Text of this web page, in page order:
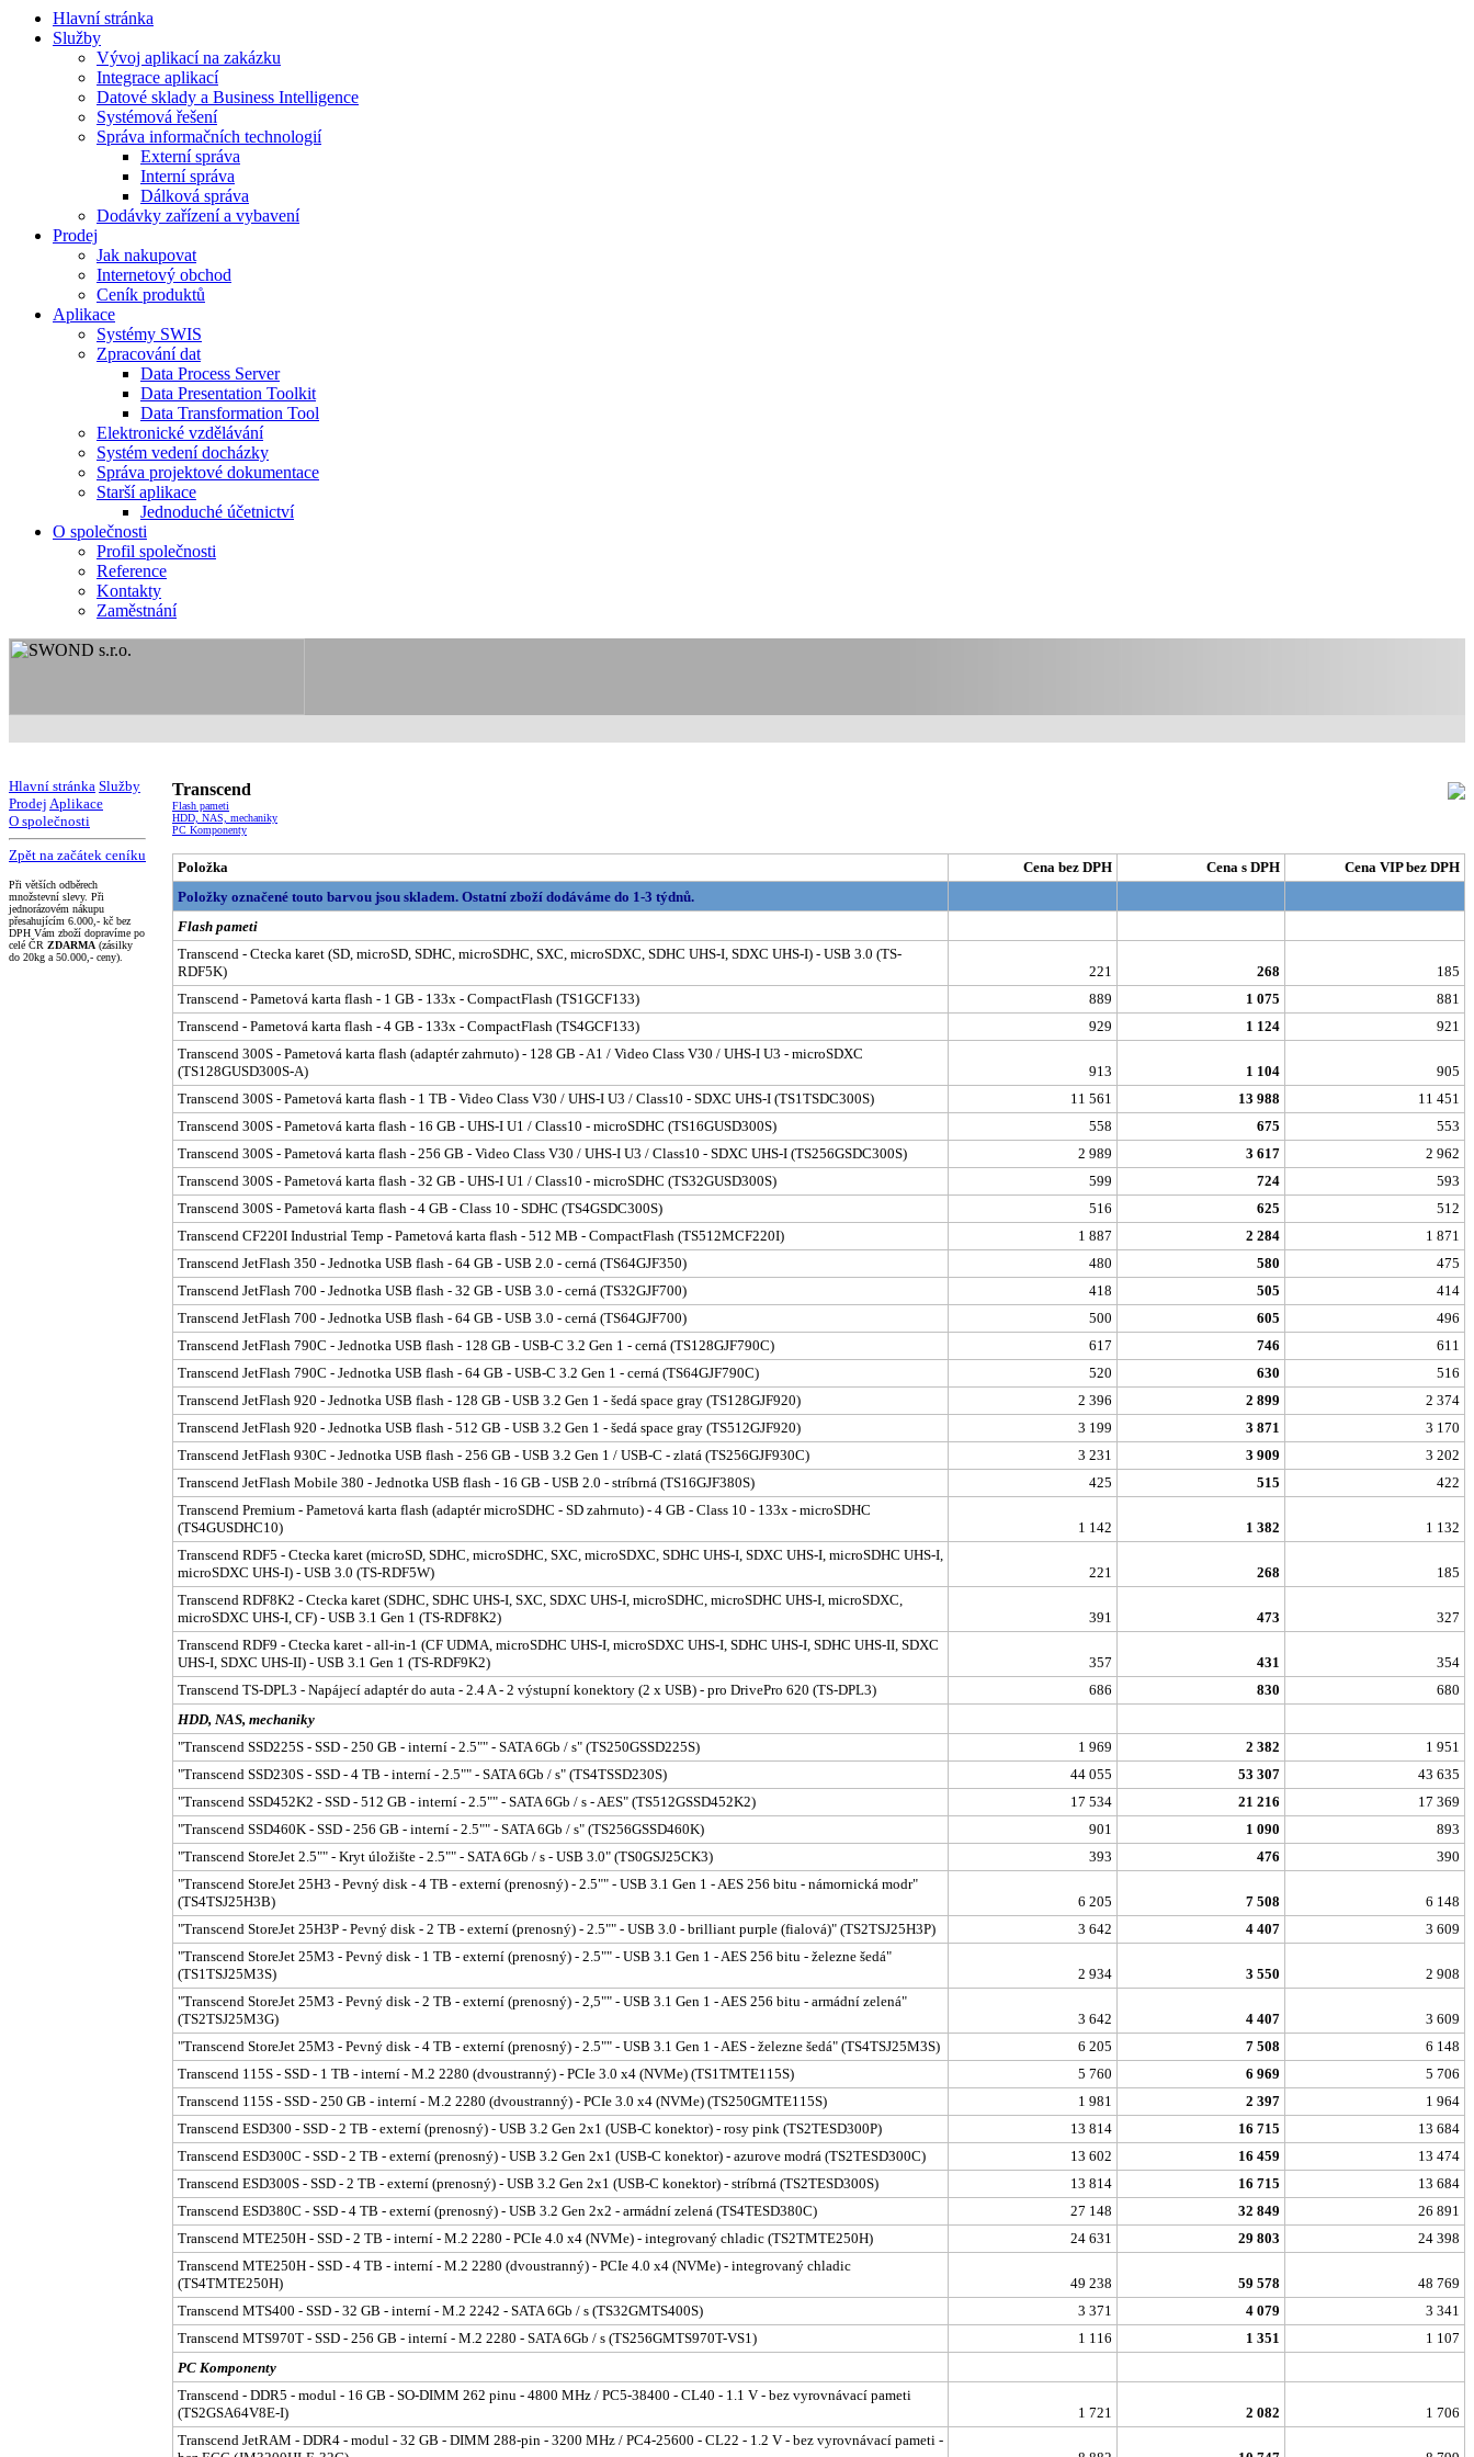
Hlavní stránka
Služby
Vývoj aplikací na zakázku
Integrace aplikací
Datové sklady a Business Intelligence
Systémová řešení
Správa informačních technologií
Externí správa
Interní správa
Dálková správa
Dodávky zařízení a vybavení
Prodej
Jak nakupovat
Internetový obchod
Ceník produktů
Aplikace
Systémy SWIS
Zpracování dat
Data Process Server
Data Presentation Toolkit
Data Transformation Tool
Elektronické vzdělávání
Systém vedení docházky
Správa projektové dokumentace
Starší aplikace
Jednoduché účetnictví
O společnosti
Profil společnosti
Reference
Kontakty
Zaměstnání
Hlavní stránka Služby
Prodej Aplikace
O společnosti
Zpět na začátek ceníku
Při větších odběrech
množstevní slevy. Při
jednorázovém nákupu
přesahujícím 6.000,- kč bez
DPH Vám zboží dopravíme po
celé ČR ZDARMA (zásilky
do 20kg a 50.000,- ceny).
Transcend
Flash pameti
HDD, NAS, mechaniky
PC Komponenty
Položka Cena bez DPH Cena s DPH
Cena VIP bez DPH
Položky označené touto barvou jsou skladem. Ostatní zboží dodáváme do 1-3 týdnů.
Flash pameti
Transcend - Ctecka karet (SD, microSD, SDHC, microSDHC, SXC, microSDXC, SDHC UHS-I, SDXC UHS-I) - USB 3.0 (TS-
RDF5K)
221 268
185
Transcend - Pametová karta flash - 1 GB - 133x - CompactFlash (TS1GCF133)
889 1 075
881
Transcend - Pametová karta flash - 4 GB - 133x - CompactFlash (TS4GCF133)
929 1 124
921
Transcend 300S - Pametová karta flash (adaptér zahrnuto) - 128 GB - A1 / Video Class V30 / UHS-I U3 - microSDXC
(TS128GUSD300S-A)
913 1 104
905
Transcend 300S - Pametová karta flash - 1 TB - Video Class V30 / UHS-I U3 / Class10 - SDXC UHS-I (TS1TSDC300S)
11 561 13 988
11 451
Transcend 300S - Pametová karta flash - 16 GB - UHS-I U1 / Class10 - microSDHC (TS16GUSD300S)
558 675
553
Transcend 300S - Pametová karta flash - 256 GB - Video Class V30 / UHS-I U3 / Class10 - SDXC UHS-I (TS256GSDC300S)
2 989 3 617
2 962
Transcend 300S - Pametová karta flash - 32 GB - UHS-I U1 / Class10 - microSDHC (TS32GUSD300S)
599 724
593
Transcend 300S - Pametová karta flash - 4 GB - Class 10 - SDHC (TS4GSDC300S)
516 625
512
Transcend CF220I Industrial Temp - Pametová karta flash - 512 MB - CompactFlash (TS512MCF220I)
1 887 2 284
1 871
Transcend JetFlash 350 - Jednotka USB flash - 64 GB - USB 2.0 - cerná (TS64GJF350)
480 580
475
Transcend JetFlash 700 - Jednotka USB flash - 32 GB - USB 3.0 - cerná (TS32GJF700)
418 505
414
Transcend JetFlash 700 - Jednotka USB flash - 64 GB - USB 3.0 - cerná (TS64GJF700)
500 605
496
Transcend JetFlash 790C - Jednotka USB flash - 128 GB - USB-C 3.2 Gen 1 - cerná (TS128GJF790C)
617 746
611
Transcend JetFlash 790C - Jednotka USB flash - 64 GB - USB-C 3.2 Gen 1 - cerná (TS64GJF790C)
520 630
516
Transcend JetFlash 920 - Jednotka USB flash - 128 GB - USB 3.2 Gen 1 - šedá space gray (TS128GJF920)
2 396 2 899
2 374
Transcend JetFlash 920 - Jednotka USB flash - 512 GB - USB 3.2 Gen 1 - šedá space gray (TS512GJF920)
3 199 3 871
3 170
Transcend JetFlash 930C - Jednotka USB flash - 256 GB - USB 3.2 Gen 1 / USB-C - zlatá (TS256GJF930C)
3 231 3 909
3 202
Transcend JetFlash Mobile 380 - Jednotka USB flash - 16 GB - USB 2.0 - stríbrná (TS16GJF380S)
425 515
422
Transcend Premium - Pametová karta flash (adaptér microSDHC - SD zahrnuto) - 4 GB - Class 10 - 133x - microSDHC
(TS4GUSDHC10)
1 142 1 382
1 132
Transcend RDF5 - Ctecka karet (microSD, SDHC, microSDHC, SXC, microSDXC, SDHC UHS-I, SDXC UHS-I, microSDHC UHS-I,
microSDXC UHS-I) - USB 3.0 (TS-RDF5W)
221 268
185
Transcend RDF8K2 - Ctecka karet (SDHC, SDHC UHS-I, SXC, SDXC UHS-I, microSDHC, microSDHC UHS-I, microSDXC,
microSDXC UHS-I, CF) - USB 3.1 Gen 1 (TS-RDF8K2)
391 473
327
Transcend RDF9 - Ctecka karet - all-in-1 (CF UDMA, microSDHC UHS-I, microSDXC UHS-I, SDHC UHS-I, SDHC UHS-II, SDXC
UHS-I, SDXC UHS-II) - USB 3.1 Gen 1 (TS-RDF9K2)
357 431
354
Transcend TS-DPL3 - Napájecí adaptér do auta - 2.4 A - 2 výstupní konektory (2 x USB) - pro DrivePro 620 (TS-DPL3)
686 830
680
HDD, NAS, mechaniky
"Transcend SSD225S - SSD - 250 GB - interní - 2.5"" - SATA 6Gb / s" (TS250GSSD225S)
1 969 2 382
1 951
"Transcend SSD230S - SSD - 4 TB - interní - 2.5"" - SATA 6Gb / s" (TS4TSSD230S)
44 055 53 307
43 635
"Transcend SSD452K2 - SSD - 512 GB - interní - 2.5"" - SATA 6Gb / s - AES" (TS512GSSD452K2)
17 534 21 216
17 369
"Transcend SSD460K - SSD - 256 GB - interní - 2.5"" - SATA 6Gb / s" (TS256GSSD460K)
901 1 090
893
"Transcend StoreJet 2.5"" - Kryt úložište - 2.5"" - SATA 6Gb / s - USB 3.0" (TS0GSJ25CK3)
393 476
390
"Transcend StoreJet 25H3 - Pevný disk - 4 TB - externí (prenosný) - 2.5"" - USB 3.1 Gen 1 - AES 256 bitu - námornická modr"
(TS4TSJ25H3B)
6 205 7 508
6 148
"Transcend StoreJet 25H3P - Pevný disk - 2 TB - externí (prenosný) - 2.5"" - USB 3.0 - brilliant purple (fialová)" (TS2TSJ25H3P)
3 642 4 407
3 609
"Transcend StoreJet 25M3 - Pevný disk - 1 TB - externí (prenosný) - 2.5"" - USB 3.1 Gen 1 - AES 256 bitu - železne šedá"
(TS1TSJ25M3S)
2 934 3 550
2 908
"Transcend StoreJet 25M3 - Pevný disk - 2 TB - externí (prenosný) - 2,5"" - USB 3.1 Gen 1 - AES 256 bitu - armádní zelená"
(TS2TSJ25M3G)
3 642 4 407
3 609
"Transcend StoreJet 25M3 - Pevný disk - 4 TB - externí (prenosný) - 2.5"" - USB 3.1 Gen 1 - AES - železne šedá" (TS4TSJ25M3S)
6 205 7 508
6 148
Transcend 115S - SSD - 1 TB - interní - M.2 2280 (dvoustranný) - PCIe 3.0 x4 (NVMe) (TS1TMTE115S)
5 760 6 969
5 706
Transcend 115S - SSD - 250 GB - interní - M.2 2280 (dvoustranný) - PCIe 3.0 x4 (NVMe) (TS250GMTE115S)
1 981 2 397
1 964
Transcend ESD300 - SSD - 2 TB - externí (prenosný) - USB 3.2 Gen 2x1 (USB-C konektor) - rosy pink (TS2TESD300P)
13 814 16 715
13 684
Transcend ESD300C - SSD - 2 TB - externí (prenosný) - USB 3.2 Gen 2x1 (USB-C konektor) - azurove modrá (TS2TESD300C)
13 602 16 459
13 474
Transcend ESD300S - SSD - 2 TB - externí (prenosný) - USB 3.2 Gen 2x1 (USB-C konektor) - stríbrná (TS2TESD300S)
13 814 16 715
13 684
Transcend ESD380C - SSD - 4 TB - externí (prenosný) - USB 3.2 Gen 2x2 - armádní zelená (TS4TESD380C)
27 148 32 849
26 891
Transcend MTE250H - SSD - 2 TB - interní - M.2 2280 - PCIe 4.0 x4 (NVMe) - integrovaný chladic (TS2TMTE250H)
24 631 29 803
24 398
Transcend MTE250H - SSD - 4 TB - interní - M.2 2280 (dvoustranný) - PCIe 4.0 x4 (NVMe) - integrovaný chladic
(TS4TMTE250H)
49 238 59 578
48 769
Transcend MTS400 - SSD - 32 GB - interní - M.2 2242 - SATA 6Gb / s (TS32GMTS400S)
3 371 4 079
3 341
Transcend MTS970T - SSD - 256 GB - interní - M.2 2280 - SATA 6Gb / s (TS256GMTS970T-VS1)
1 116 1 351
1 107
PC Komponenty
Transcend - DDR5 - modul - 16 GB - SO-DIMM 262 pinu - 4800 MHz / PC5-38400 - CL40 - 1.1 V - bez vyrovnávací pameti
(TS2GSA64V8E-I)
1 721 2 082
1 706
Transcend JetRAM - DDR4 - modul - 32 GB - DIMM 288-pin - 3200 MHz / PC4-25600 - CL22 - 1.2 V - bez vyrovnávací pameti -